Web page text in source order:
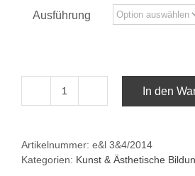
Ausführung
e&l
Menge
In den
Artikelnummer: e&l 3&4/2014
Kategorien: Kunst & Ästhetische